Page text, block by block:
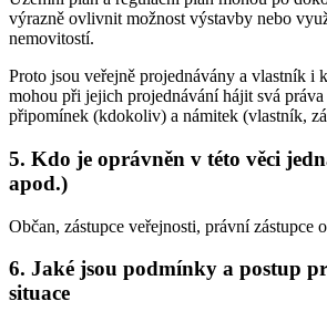
výrazně ovlivnit možnost výstavby nebo
nemovitostí.
Proto jsou veřejně projednávány a vlastník i
mohou při jejich projednávání hájit svá
připomínek (kdokoliv) a námitek (vlastník,
5. Kdo je oprávněn v této věci
apod.)
Občan, zástupce veřejnosti, právní zástupce
6. Jaké jsou podmínky a postup
situace